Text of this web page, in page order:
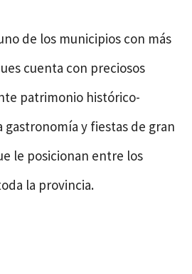
de los municipios con más
cuenta con preciosos
patrimonio histórico-
gastronomía y fiestas de gran
le posicionan entre los
la provincia.